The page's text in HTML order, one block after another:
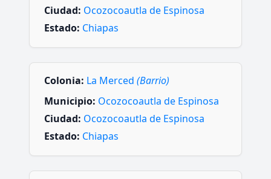
Ciudad: Ocozocoautla de Espinosa
Estado: Chiapas
Colonia: La Merced (Barrio)
Municipio: Ocozocoautla de Espinosa
Ciudad: Ocozocoautla de Espinosa
Estado: Chiapas